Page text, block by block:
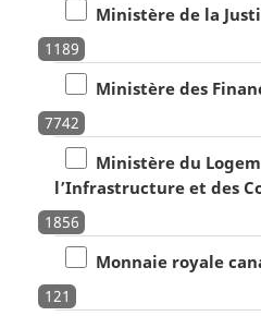
Ministère de la
1189
Ministère des
7742
Ministère du
l’Infrastructure et des
1856
Monnaie royale
121